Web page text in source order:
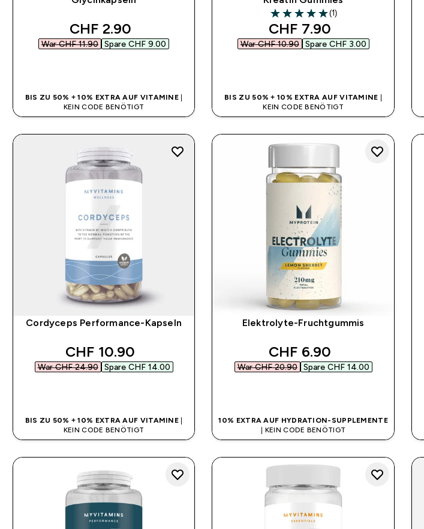
discounted price
CHF 2.90‎
War CHF 11.90‎ Spare CHF 9.00‎
BIS ZU 50% + 10% EXTRA AUF VITAMINE |
KEIN CODE BENÖTIGT
5 out of 5 stars
(1)
discounted price
CHF 7.90‎
War CHF 10.90‎ Spare CHF 3.00‎
BIS ZU 50% + 10% EXTRA AUF VITAMINE |
KEIN CODE BENÖTIGT
Cordyceps Performance-Kapseln
discounted price
CHF 10.90‎
War CHF 24.90‎ Spare CHF 14.00‎
BIS ZU 50% + 10% EXTRA AUF VITAMINE
KEIN CODE BENÖTIGT
Elektrolyte-Fruchtgummis
discounted price
CHF 6.90‎
War CHF 20.90‎ Spare CHF 14.00‎
10% EXTRA AUF HYDRATION-SUPPLEMENTE
| KEIN CODE BENÖTIGT